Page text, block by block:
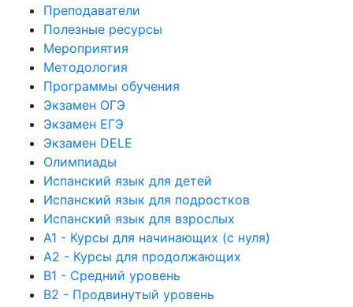
Преподаватели
Полезные ресурсы
Мероприятия
Методология
Программы обучения
Экзамен ОГЭ
Экзамен ЕГЭ
Экзамен DELE
Олимпиады
Испанский язык для детей
Испанский язык для подростков
Испанский язык для взрослых
А1 - Курсы для начинающих (с нуля)
А2 - Курсы для продолжающих
B1 - Средний уровень
B2 - Продвинутый уровень